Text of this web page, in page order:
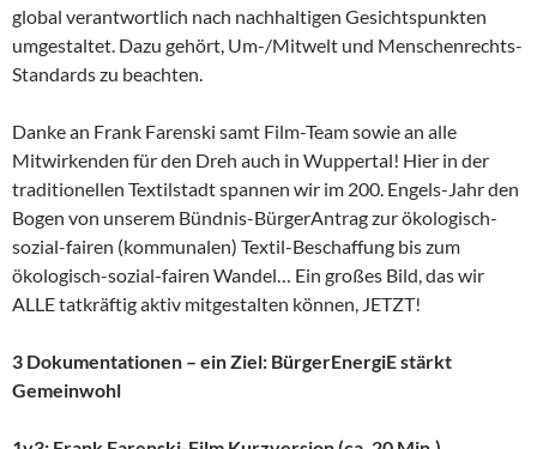
global verantwortlich nach nachhaltigen Gesichtspunkten
umgestaltet. Dazu gehört, Um-/Mitwelt und Menschenrechts-
Standards zu beachten.
Danke an Frank Farenski samt Film-Team sowie an alle
Mitwirkenden für den Dreh auch in Wuppertal! Hier in der
traditionellen Textilstadt spannen wir im 200. Engels-Jahr den
Bogen von unserem Bündnis-BürgerAntrag zur ökologisch-
sozial-fairen (kommunalen) Textil-Beschaffung bis zum
ökologisch-sozial-fairen Wandel… Ein großes Bild, das wir
ALLE tatkräftig aktiv mitgestalten können, JETZT!
3 Dokumentationen – ein Ziel: BürgerEnergiEstärkt
Gemeinwohl